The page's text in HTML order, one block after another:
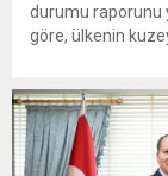
durumu raporunu
göre, ülkenin
Kars ve Van